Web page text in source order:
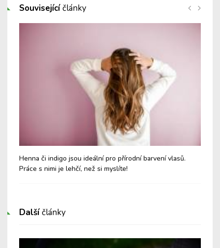
Souvisejícíčlánky
Henna či indigo jsou ideální pro přírodní barvení vlasů.
Práce s nimi je lehčí, než si myslíte!
Dalšíčlánky